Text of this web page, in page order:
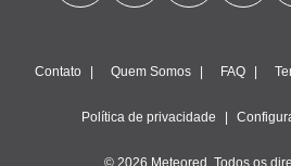
Contato Quem Somos FAQ
Política de privacidade
© 2026 Meteored. Todos os